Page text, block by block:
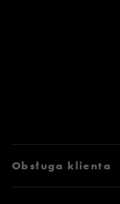
Obsługa klienta